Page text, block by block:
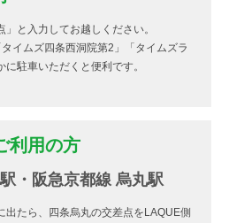
と入力してお越しください。
イムズ四条西洞院第2」「タイムズラ
駐車いただくと便利です。
利用の方
・阪急京都線 烏丸駅
出たら、四条烏丸の交差点をLAQUE側